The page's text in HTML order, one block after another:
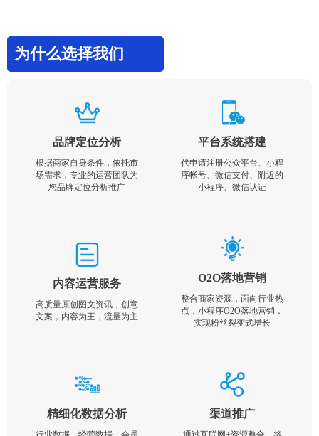
为什么选择我们
品牌定位分析
根据商家自身条件，依托市
场需求，专业的运营团队为
您品牌定位分析推广
平台系统搭建
代申请注册公众平台、小程
序帐号、微信支付、附近的
小程序、微信认证
内容运营服务
高质量原创图文资讯，创意
文案，内容为王，流量为主
O2O落地营销
整合商家资源，面向行业热
点，小程序O2O落地营销，
实现粉丝裂变式增长
精细化数据分析 渠道推广